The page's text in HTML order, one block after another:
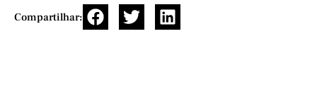
Compartilhar: